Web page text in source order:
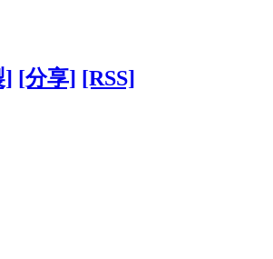
] [分享] [RSS]